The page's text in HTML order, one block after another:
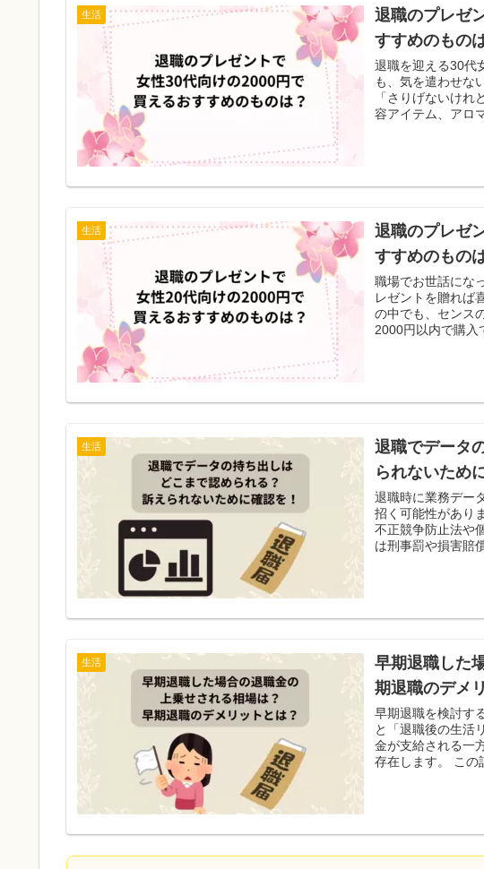
生活
退職のプレゼ
すすめのもの
退職を迎える30代
も、気を遣わせな
「さりげないけ
容アイテム、アロ
生活
退職のプレゼ
すすめのもの
職場でお世話にな
レゼントを贈れば
の中でも、センス
2000円以内で購入
生活
退職でデータ
られないため
退職時に業務デー
招く可能性があり
不正競争防止法や
は刑事罰や損害賠
生活
早期退職した
期退職のデメ
早期退職を検討す
と「退職後の生活
金が支給される一
存在します。 この